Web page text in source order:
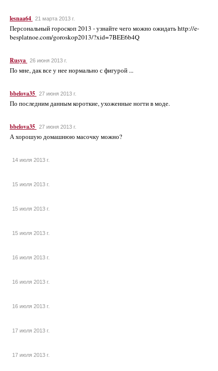
lesnaa64 21 марта 2013 г.
Персональный гороскоп 2013 - узнайте чего можно ожидать http://e-
besplatnoe.com/goroskop2013/?xid=7BEE6b4Q
Rusya 26 июня 2013 г.
По мне, дак все у нее нормально с фигурой ...
bbelova35 27 июня 2013 г.
По последним данным короткие, ухоженные ногти в моде.
bbelova35 27 июня 2013 г.
А хорошую домашнюю масочку можно?
14 июля 2013 г.
15 июля 2013 г.
15 июля 2013 г.
15 июля 2013 г.
16 июля 2013 г.
16 июля 2013 г.
16 июля 2013 г.
17 июля 2013 г.
17 июля 2013 г.